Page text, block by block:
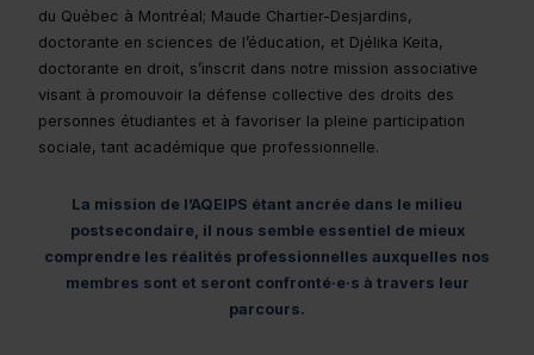
du Québec à Montréal; Maude Chartier-Desjardins,
doctorante en sciences de l’éducation, et Djélika Keita,
doctorante en droit, s’inscrit dans notre mission associative
visant à promouvoir la défense collective des droits des
personnes étudiantes et à favoriser la pleine participation
sociale, tant académique que professionnelle.
La mission de l’AQEIPS étant ancrée dans le milieu
postsecondaire, il nous semble essentiel de mieux
comprendre les réalités professionnelles auxquelles nos
membres sont et seront confronté·e·s à travers leur
parcours.